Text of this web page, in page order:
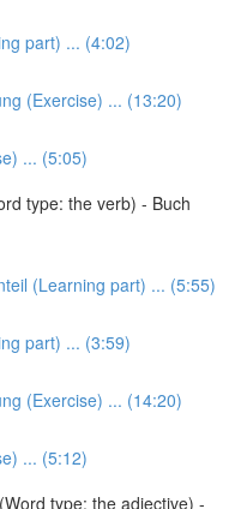
part) ... (4:02)
(Exercise) ... (13:20)
... (5:05)
type: the verb) - Buch
(Learning part) ... (5:55)
part) ... (3:59)
(Exercise) ... (14:20)
... (5:12)
type: the adjective) -